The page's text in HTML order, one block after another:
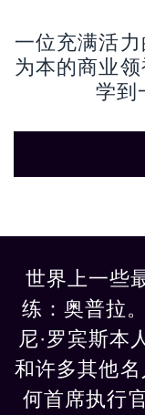
一位充满活
为本的商业
学到
世界上一些
练：奥普拉
尼·罗宾斯本
和许多其他
何首席执行